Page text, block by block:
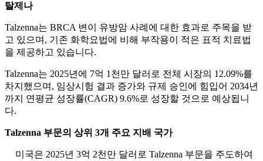
탈제나
Talzenna는 BRCA 변이 유방암 사례에 대한 효과로 주목을 받
고 있으며, 기존 화학요법에 비해 부작용이 적은 표적 치료법
을 제공하고 있습니다.
Talzenna는 2025년에 7억 1천만 달러로 전체 시장의 12.09%를
차지했으며, 임상시험 결과 증가와 규제 승인에 힘입어 2034년
까지 연평균 성장률(CAGR) 9.6%로 성장할 것으로 예상됩니
다.
Talzenna 부문의 상위 3개 주요 지배 국가
미국은 2025년 3억 2천만 달러로 Talzenna 부문을 주도하여